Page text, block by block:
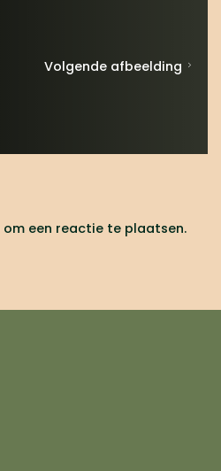
Volgende afbeelding
om een reactie te plaatsen.